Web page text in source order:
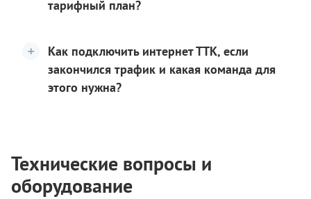
тарифный план?
Как подключить интернет ТТК, если
закончился трафик и какая команда для
этого нужна?
Технические вопросы и
оборудование